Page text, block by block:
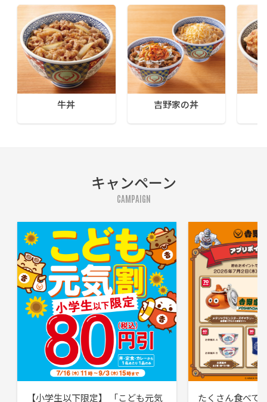
牛丼 吉野家の丼
キャンペーン
CAMPAIGN
【小学生以下限定】 「こども元気
たくさん食べて